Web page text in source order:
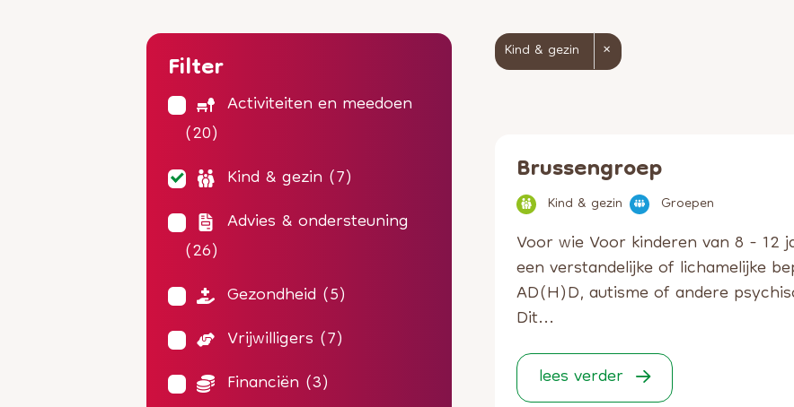
Filter
Activiteiten en meedoen
(20)
Kind & gezin (7)
Advies & ondersteuning
(26)
Gezondheid (5)
Vrijwilligers (7)
Financiën (3)
Kind & gezin
Brussengroep
Kind & gezin Groepen
Voor wie Voor kinderen van 8 -
een verstandelijke of lichamelijke
AD(H)D, autisme of andere
Dit...
lees verder